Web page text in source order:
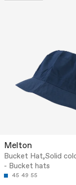
Melton
Bucket Hat,Solid
- Bucket hats
45 49 55